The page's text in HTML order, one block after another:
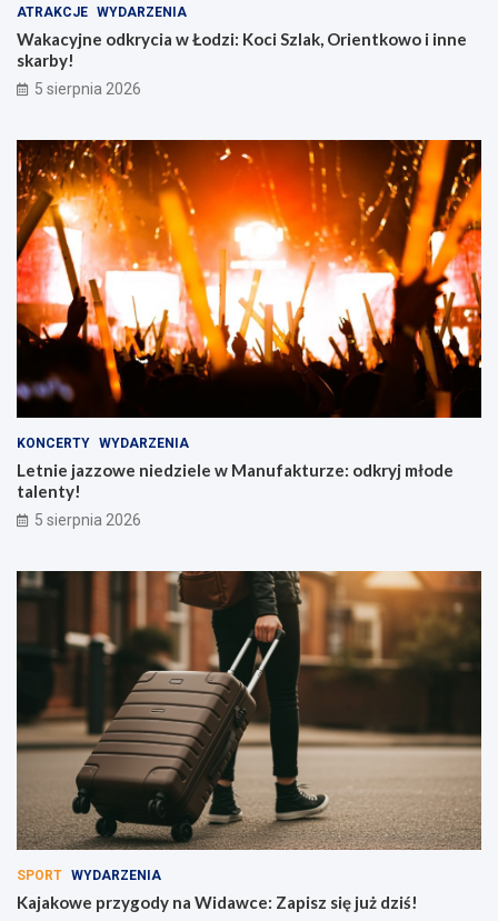
ATRAKCJE WYDARZENIA
Wakacyjne odkrycia w Łodzi: Koci Szlak, Orientkowo i inne
skarby!
5 sierpnia 2026
KONCERTY WYDARZENIA
Letnie jazzowe niedziele w Manufakturze: odkryj młode
talenty!
5 sierpnia 2026
SPORT WYDARZENIA
Kajakowe przygody na Widawce: Zapisz się już dziś!